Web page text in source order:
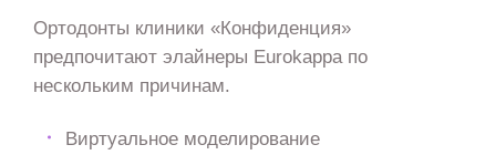
Ортодонты клиники «Конфиденция»
предпочитают элайнеры Eurokappa по
нескольким причинам.
Виртуальное моделирование